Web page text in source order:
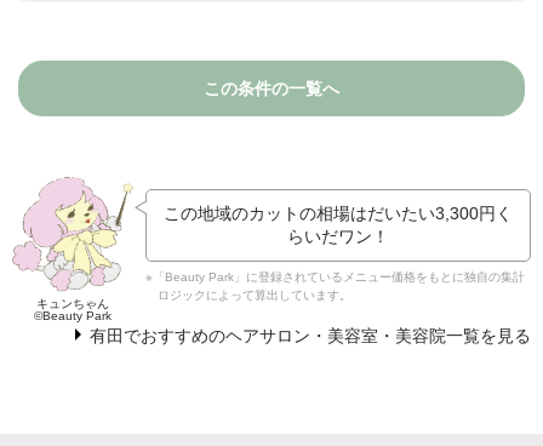
この条件の一覧へ
キュンちゃん
©Beauty Park
この地域のカットの相場はだいたい3,300円 く
らいだワン！
※「Beauty Park」に登録されているメニュー価格をもとに独自の集計
ロジックによって算出しています。
有田でおすすめのヘアサロン・美容室・美容院一覧を見る